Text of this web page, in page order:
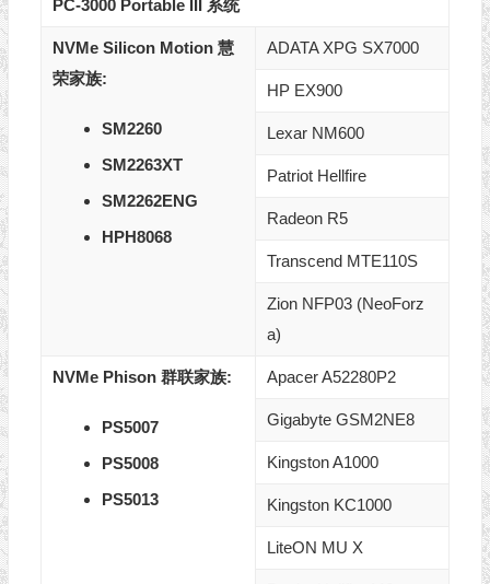
PC-3000 Portable III 系统
NVMe Silicon Motion 慧
荣家族:
SM2260
SM2263XT
SM2262ENG
HPH8068
ADATA XPG SX7000
HP EX900
Lexar NM600
Patriot Hellfire
Radeon R5
Transcend MTE110S
Zion NFP03 (NeoForz
a)
NVMe Phison 群联家族:
PS5007
PS5008
PS5013
Apacer A52280P2
Gigabyte GSM2NE8
Kingston A1000
Kingston KC1000
LiteON MU X